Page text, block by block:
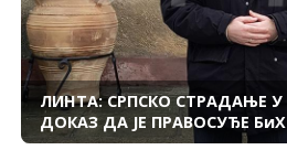
ЛИНТА: СРПСКО СТРАДАЊЕ
ДОКАЗ ДА ЈЕ ПРАВОСУЂЕ